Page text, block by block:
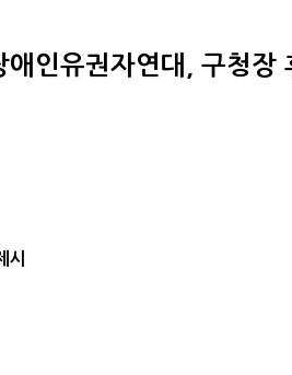
애인유권자연대, 구청장
시